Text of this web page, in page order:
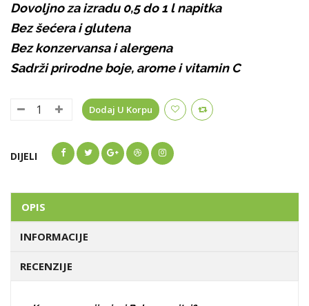
Dovoljno za izradu 0,5 do 1 l napitka
Bez šećera i glutena
Bez konzervansa i alergena
Sadrži prirodne boje, arome i vitamin C
Dodaj U Korpu
DIJELI
OPIS
INFORMACIJE
RECENZIJE